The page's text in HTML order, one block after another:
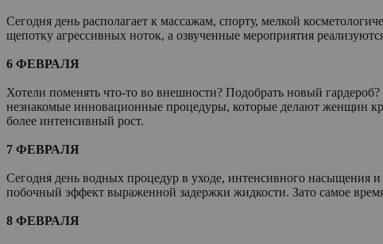
Сегодня день располагает к массажам, спорту, мелкой
щепотку агрессивных ноток, а озвученные мероприятия
6 ФЕВРАЛЯ
Хотели поменять что-то во внешности? Подобрать новый
незнакомые инновационные процедуры, которые делают женщин
более интенсивный рост.
7 ФЕВРАЛЯ
Сегодня день водных процедур в уходе, интенсивного
побочный эффект выраженной задержки жидкости. Зато самое
8 ФЕВРАЛЯ